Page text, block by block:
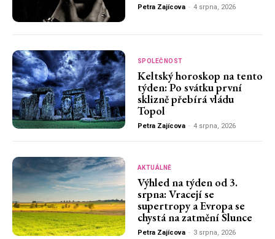
Petra Zajícova - 4 srpna, 2026
SPOLEČNOST
Keltský horoskop na tento
týden: Po svátku první
sklizně přebírá vládu
Topol
Petra Zajícova - 4 srpna, 2026
AKTUÁLNĚ
Výhled na týden od 3.
srpna: Vracejí se
supertropy a Evropa se
chystá na zatmění Slunce
Petra Zajícova - 3 srpna, 2026